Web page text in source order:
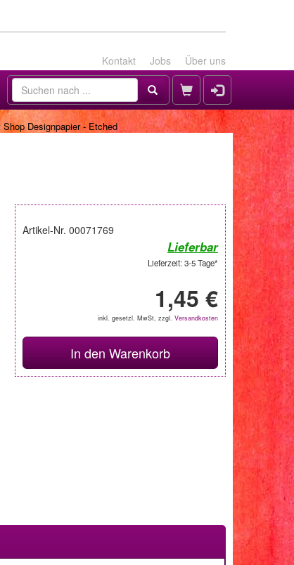
Kontakt Jobs Über uns
Designpapier - Etched
Artikel-Nr. 00071769
Lieferbar
Lieferzeit: 3-5 Tage*
1,45 €
inkl. gesetzl. MwSt, zzgl. Versandkosten
In den Warenkorb